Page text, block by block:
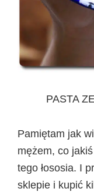
PASTA
Pamiętam jak
mężem, co
tego łososia. I
sklepie i kupić